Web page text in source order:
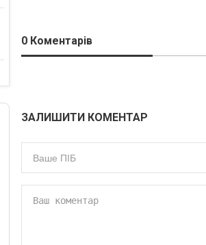
0 Коментарів
ЗАЛИШИТИ КОМЕНТАР